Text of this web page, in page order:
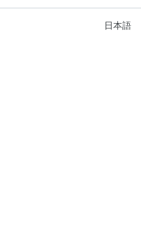
日本語